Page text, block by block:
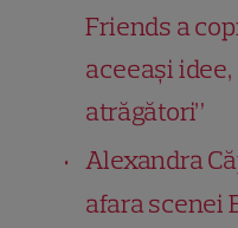
Friends a
aceeași
atrăgători”
Alexandra
afara scenei